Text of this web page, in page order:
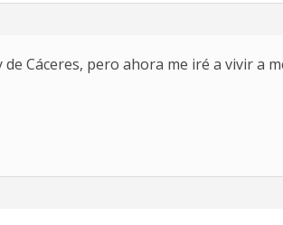
de Cáceres, pero ahora me iré a vivir a